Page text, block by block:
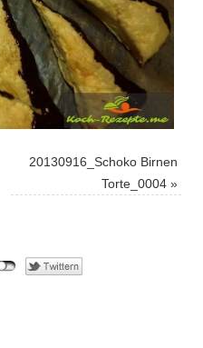
20130916_Schoko Birnen
Torte_0004 »